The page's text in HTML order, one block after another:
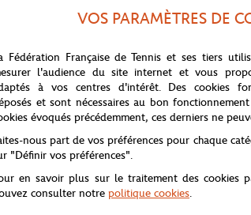
outil d'écriture en un accessoire design
courts de tennis, créant un objet visuellement
lisse, contraste parfaitement avec le fond
sculpturale qui transcende sa fonction
crayon blanc représente un cadeau original ou
Roland Garros dans un objet qui allie
VOS PARAMÈTRES DE
Fédération Française de Tennis et ses tiers
l'audience du site internet et vous
à vos centres d'intérêt. Des cookies
et sont nécessaires au bon
évoqués précédemment, ces derniers ne
nous part de vos préférences pour chaque
"Définir vos préférences".
en savoir plus sur le traitement des cookies
consulter notre politique cookies.